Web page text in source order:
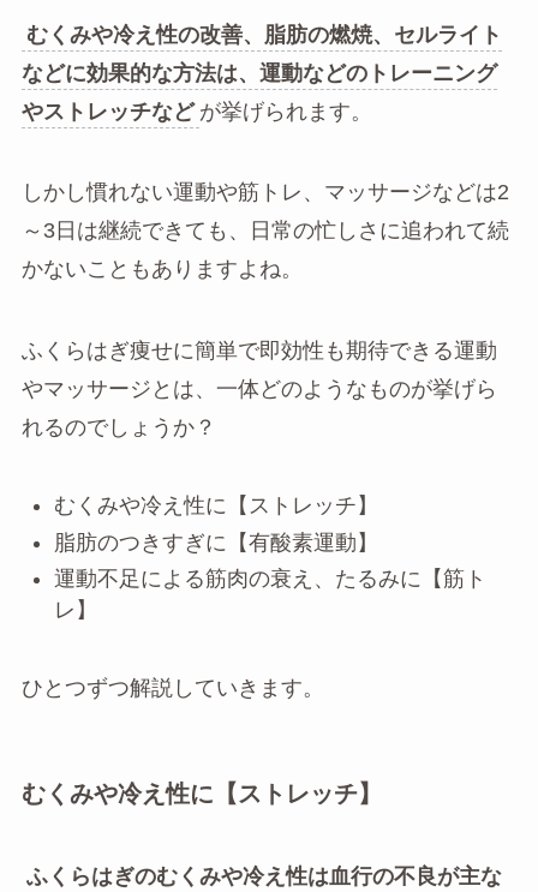
むくみや冷え性の改善、脂肪の燃焼、セルライト
などに効果的な方法は、運動などのトレーニング
やストレッチなど が挙げられます。
しかし慣れない運動や筋トレ、マッサージなどは2
～3日は継続できても、日常の忙しさに追われて続
かないこともありますよね。
ふくらはぎ痩せに簡単で即効性も期待できる運動
やマッサージとは、一体どのようなものが挙げら
れるのでしょうか？
むくみや冷え性に【ストレッチ】
脂肪のつきすぎに【有酸素運動】
運動不足による筋肉の衰え、たるみに【筋ト
レ】
ひとつずつ解説していきます。
むくみや冷え性に【ストレッチ】
ふくらはぎのむくみや冷え性は血行の不良が主な